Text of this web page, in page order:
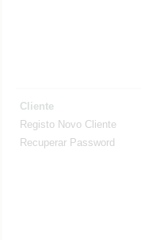
Cliente
Registo Novo Cliente
Recuperar Password